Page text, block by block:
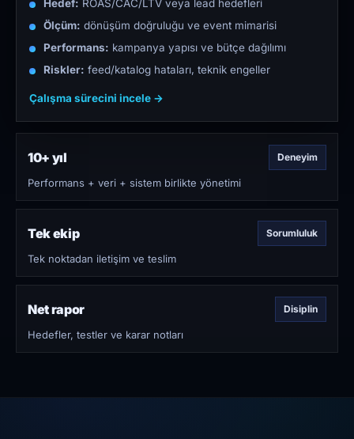
Hedef: ROAS/CAC/LTV veya lead hedefleri
Ölçüm: dönüşüm doğruluğu ve event mimarisi
Performans: kampanya yapısı ve bütçe dağılımı
Riskler: feed/katalog hataları, teknik engeller
Çalışma sürecini incele →
10+ yıl Deneyim
Performans + veri + sistem birlikte yönetimi
Tek ekip Sorumluluk
Tek noktadan iletişim ve teslim
Net rapor Disiplin
Hedefler, testler ve karar notları